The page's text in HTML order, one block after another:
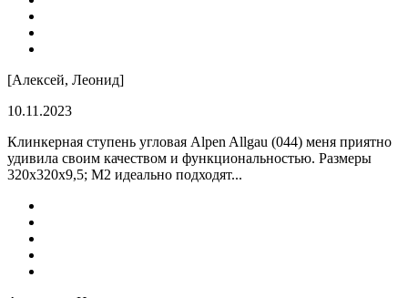
[Алексей, Леонид]
10.11.2023
Клинкерная ступень угловая Alpen Allgau (044) меня приятно
удивила своим качеством и функциональностью. Размеры
320x320x9,5; M2 идеально подходят...